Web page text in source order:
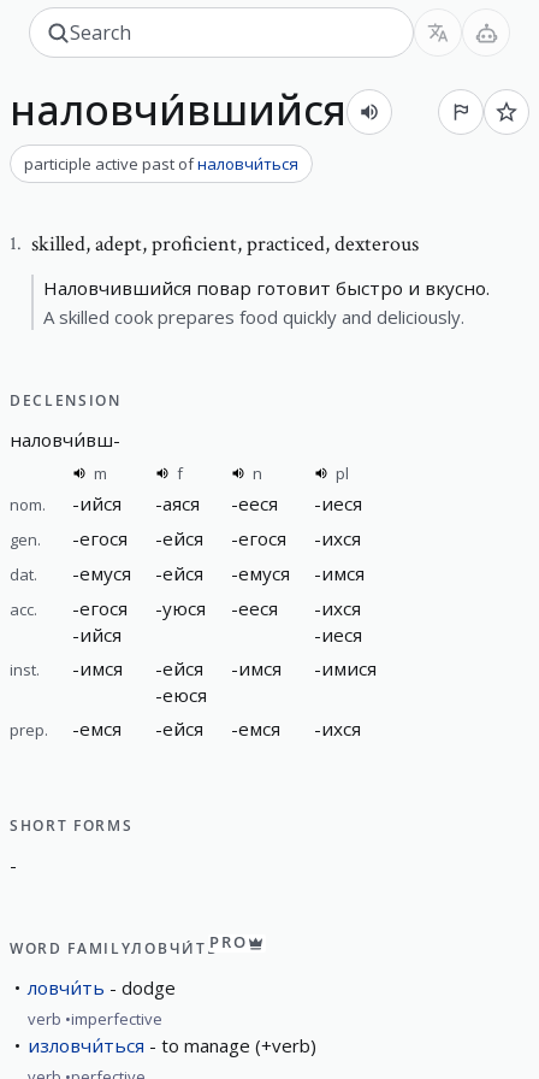
наловчи́вшийся
participle active past ofналовчи́ться
1. skilled,adept, proficient, practiced, dexterous
Наловчившийся повар готовит быстро и вкусно.
A skilled cook prepares food quickly and deliciously.
DECLENSION
наловчи́вш-
m f n
pl
nom.
-ийся -аяся -ееся -иеся
gen. -егося -ейся -егося -ихся
dat. -емуся -ейся -емуся -имся
acc. -егося
-ийся
-уюся -ееся -ихся
-иеся
inst. -имся -ейся
-еюся
-имся -имися
prep. -емся -ейся -емся -ихся
SHORT FORMS
-
WORD FAMILYЛОВЧИ́ТЬPRO
ловчи́ть dodge
verb imperfective
изловчи́ться to manage (+verb)